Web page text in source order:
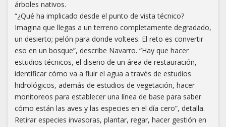
árboles nativos.
“¿Qué ha implicado desde el punto de vista técnico?
Imagina que llegas a un terreno completamente degradado,
un desierto; pelón para donde voltees. El reto es convertir
eso en un bosque”, describe Navarro. “Hay que hacer
estudios técnicos, el diseño de un área de restauración,
identificar cómo va a fluir el agua a través de estudios
hidrológicos, además de estudios de vegetación, hacer
monitoreos para establecer una línea de base para saber
cómo están las aves y las especies en el día cero”, detalla.
Retirar especies invasoras, plantar, regar, hacer gestión en